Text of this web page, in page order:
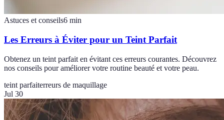
Astuces et conseils6 min
Les Erreurs à Éviter pour un Teint Parfait
Obtenez un teint parfait en évitant ces erreurs courantes. Découvrez
nos conseils pour améliorer votre routine beauté et votre peau.
teint parfaiterreurs de maquillage
Jul 30